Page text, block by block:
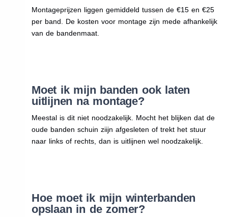
Montageprijzen liggen gemiddeld tussen de €15 en €25
per band. De kosten voor montage zijn mede afhankelijk
van de bandenmaat.
Moet ik mijn banden ook laten
uitlijnen na montage?
Meestal is dit niet noodzakelijk. Mocht het blijken dat de
oude banden schuin ziijn afgesleten of trekt het stuur
naar links of rechts, dan is uitlijnen wel noodzakelijk.
Hoe moet ik mijn winterbanden
opslaan in de zomer?